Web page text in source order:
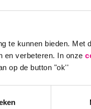
te kunnen bieden. Met
en verbeteren. In onze
op de button "ok''